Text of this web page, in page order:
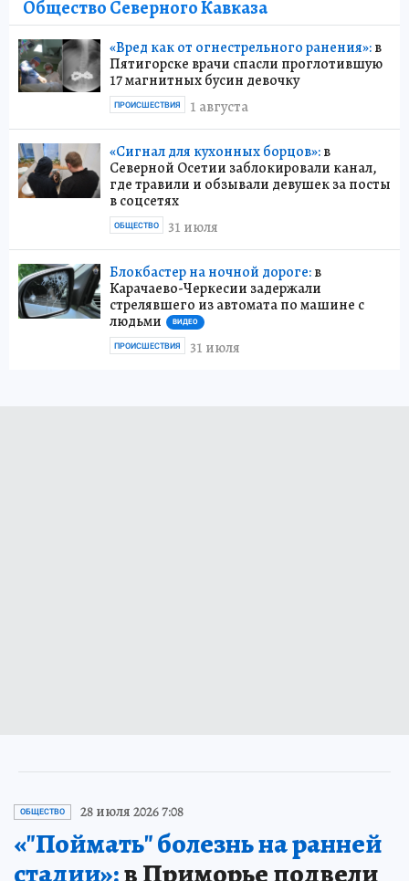
Общество Северного Кавказа
«Вред как от огнестрельного ранения»:в
Пятигорске врачи спасли проглотившую
17 магнитных бусин девочку
1 августа
ПРОИСШЕСТВИЯ
«Сигнал для кухонных борцов»:в
Северной Осетии заблокировали канал,
где травили и обзывали девушек за посты
в соцсетях
31 июля
ОБЩЕСТВО
Блокбастер на ночной дороге:в
Карачаево-Черкесии задержали
стрелявшего из автомата по машине с
людьми
ВИДЕО
31 июля
ПРОИСШЕСТВИЯ
ОБЩЕСТВО 28 июля 2026 7:08
«"Поймать" болезнь на ранней